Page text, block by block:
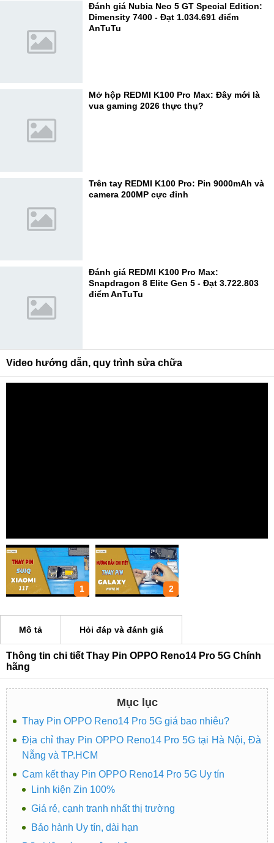
Đánh giá Nubia Neo 5 GT Special Edition:
Dimensity 7400 - Đạt 1.034.691 điểm
AnTuTu
Mở hộp REDMI K100 Pro Max: Đây mới là
vua gaming 2026 thực thụ?
Trên tay REDMI K100 Pro: Pin 9000mAh và
camera 200MP cực đỉnh
Đánh giá REDMI K100 Pro Max:
Snapdragon 8 Elite Gen 5 - Đạt 3.722.803
điểm AnTuTu
Video hướng dẫn, quy trình sửa chữa
1 2
Mô tả Hỏi đáp và đánh giá
Thông tin chi tiết Thay Pin OPPO Reno14 Pro 5G Chính
hãng
Mục lục
Thay Pin OPPO Reno14 Pro 5G giá bao nhiêu?
Địa chỉ thay Pin OPPO Reno14 Pro 5G tại Hà Nội, Đà
Nẵng và TP.HCM
Cam kết thay Pin OPPO Reno14 Pro 5G Uy tín
Linh kiện Zin 100%
Giá rẻ, cạnh tranh nhất thị trường
Bảo hành Uy tín, dài hạn